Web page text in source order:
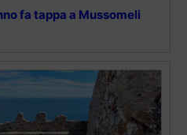
fa tappa a Mussomeli